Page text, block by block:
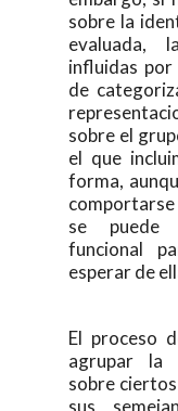
sobre la
evaluada,
influidas
de
sobre el
el que
forma,
comportarse
se puede
funcional
esperar de
El proceso
agrupar la
sobre
sus